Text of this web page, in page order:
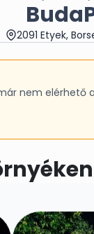
2091 Etyek,
nem elérhető